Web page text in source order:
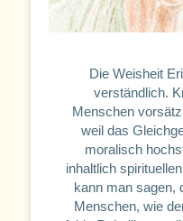
Die Weisheit
verständlich.
Menschen
weil das
moralisch
inhaltlich
kann man sagen,
Menschen, wie